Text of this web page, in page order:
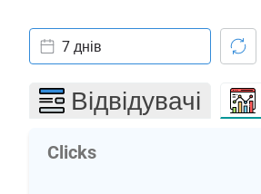
7 днів
Відвідувачі
Clicks